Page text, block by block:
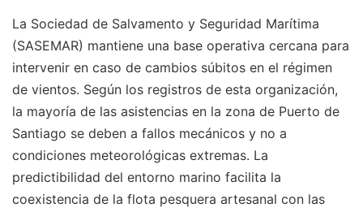
La Sociedad de Salvamento y Seguridad Marítima
(SASEMAR) mantiene una base operativa cercana para
intervenir en caso de cambios súbitos en el régimen
de vientos. Según los registros de esta organización,
la mayoría de las asistencias en la zona de Puerto de
Santiago se deben a fallos mecánicos y no a
condiciones meteorológicas extremas. La
predictibilidad del entorno marino facilita la
coexistencia de la flota pesquera artesanal con las